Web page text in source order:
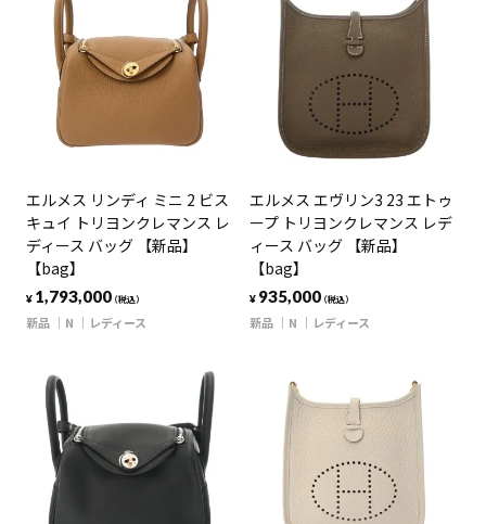
エルメス リンディ ミニ 2 ビス
キュイ トリヨンクレマンス レ
ディース バッグ 【新品】
【bag】
¥ 1,793,000（税込）
新品 N レディース
エルメス エヴリン3 23 エトゥ
ープ トリヨンクレマンス レデ
ィース バッグ 【新品】
【bag】
¥ 935,000（税込）
新品 N レディース